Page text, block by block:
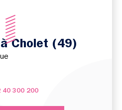
Cholet (49)
40 300 200